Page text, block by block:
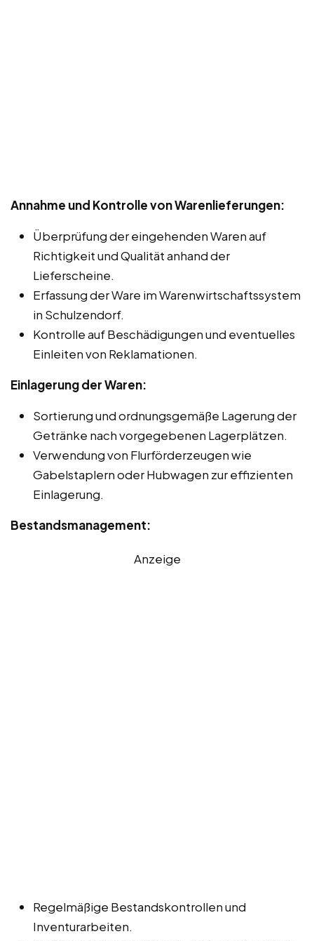
Annahme und Kontrolle von Warenlieferungen:
Überprüfung der eingehenden Waren auf
Richtigkeit und Qualität anhand der
Lieferscheine.
Erfassung der Ware im Warenwirtschaftssystem
in Schulzendorf.
Kontrolle auf Beschädigungen und eventuelles
Einleiten von Reklamationen.
Einlagerung der Waren:
Sortierung und ordnungsgemäße Lagerung der
Getränke nach vorgegebenen Lagerplätzen.
Verwendung von Flurförderzeugen wie
Gabelstaplern oder Hubwagen zur effizienten
Einlagerung.
Bestandsmanagement:
Anzeige
Regelmäßige Bestandskontrollen und
Inventurarbeiten.